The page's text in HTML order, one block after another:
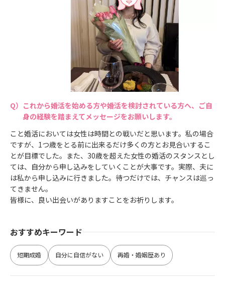
これから婚活を始める方や婚活を検討されている方へ、ご自
身の経験を踏まえてメッセージをお願いします。
こと婚活においては女性は時間との戦いだと思います。私の場合
ですが、1つ歳をとる前に出来るだけ多くの方とお見合いするこ
とが目標でした。また、30歳を超えた女性の婚活のスタンスとし
ては、自分から申し込みをしていくことが大事です。実際、夫に
は私から申し込みに行きました。待つだけでは、チャンスは巡っ
てきません。
皆様に、良い出会いがありますことをお祈りします。
おすすめキーワード
短期成婚 自分に自信がない 再婚・婚姻歴あり